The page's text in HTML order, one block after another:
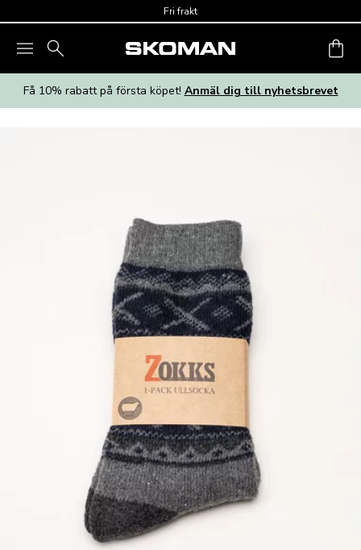
Fri frakt
Få 10% rabatt på första köpet! Anmäl dig till nyhetsbrevet